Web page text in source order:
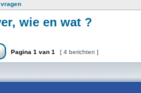
wie en wat ?
Pagina 1 van 1 [ 4 berichten ]